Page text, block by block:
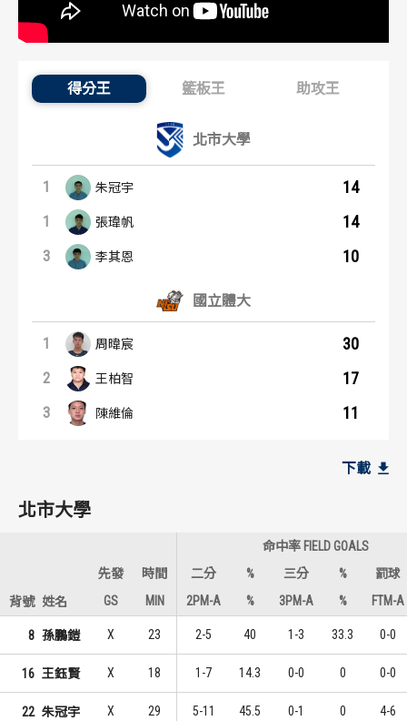
得分王 籃板王 助攻王
得分王：內容起點
北市大學
1 朱冠宇 14
1 張瑋帆 14
3 李其恩 10
國立體大
1 周暐宸 30
2 王柏智 17
3 陳維倫 11
1
5
鄭德維 5
1 楊盛硯
1
1
3
王鈺賢 2
1 楊盛硯
1
下載
北市大學
命中率 FIELD GOALS
先發
時間 二分 % 三分 %
罰球
背號 姓名 GS MIN 2PM-A % 3PM-A % FTM-A
8 孫鵬鎧 X 23 2-5 40 1-3 33.3 0-0
16 王鈺賢 X 18 1-7 14.3 0-0 0 0-0
22 朱冠宇 X 29 5-11 45.5 0-1 0 4-6